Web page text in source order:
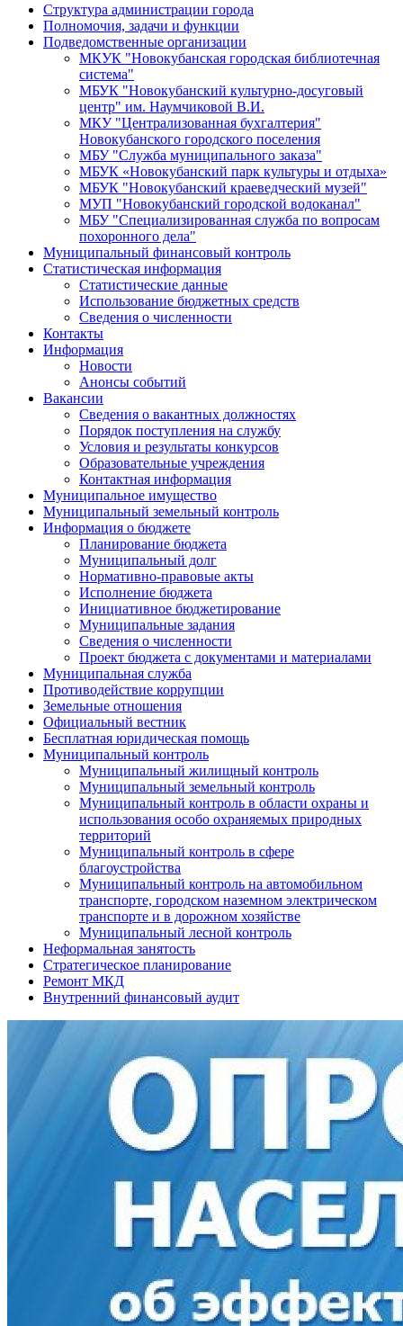
Структура администрации города
Полномочия, задачи и функции
Подведомственные организации
МКУК "Новокубанская городская библиотечная
система"
МБУК "Новокубанский культурно-досуговый
центр" им. Наумчиковой В.И.
МКУ "Централизованная бухгалтерия"
Новокубанского городского поселения
МБУ "Служба муниципального заказа"
МБУК «Новокубанский парк культуры и отдыха»
МБУК "Новокубанский краеведческий музей"
МУП "Новокубанский городской водоканал"
МБУ "Специализированная служба по вопросам
похоронного дела"
Муниципальный финансовый контроль
Статистическая информация
Статистические данные
Использование бюджетных средств
Сведения о численности
Контакты
Информация
Новости
Анонсы событий
Вакансии
Сведения о вакантных должностях
Порядок поступления на службу
Условия и результаты конкурсов
Образовательные учреждения
Контактная информация
Муниципальное имущество
Муниципальный земельный контроль
Информация о бюджете
Планирование бюджета
Муниципальный долг
Нормативно-правовые акты
Исполнение бюджета
Инициативное бюджетирование
Муниципальные задания
Сведения о численности
Проект бюджета с документами и материалами
Муниципальная служба
Противодействие коррупции
Земельные отношения
Официальный вестник
Бесплатная юридическая помощь
Муниципальный контроль
Муниципальный жилищный контроль
Муниципальный земельный контроль
Муниципальный контроль в области охраны и
использования особо охраняемых природных
территорий
Муниципальный контроль в сфере
благоустройства
Муниципальный контроль на автомобильном
транспорте, городском наземном электрическом
транспорте и в дорожном хозяйстве
Муниципальный лесной контроль
Неформальная занятость
Стратегическое планирование
Ремонт МКД
Внутренний финансовый аудит